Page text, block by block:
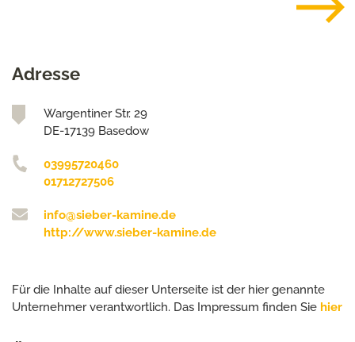
Adresse
Wargentiner Str. 29
DE-17139 Basedow
03995720460
01712727506
info@sieber-kamine.de
http://www.sieber-kamine.de
Für die Inhalte auf dieser Unterseite ist der hier genannte
Unternehmer verantwortlich. Das Impressum finden Sie hier